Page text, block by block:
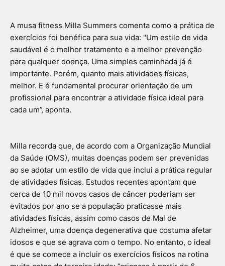
A musa fitness Milla Summers comenta como a prática de
exercícios foi benéfica para sua vida: "Um estilo de vida
saudável é o melhor tratamento e a melhor prevenção
para qualquer doença. Uma simples caminhada já é
importante. Porém, quanto mais atividades físicas,
melhor. E é fundamental procurar orientação de um
profissional para encontrar a atividade física ideal para
cada um”, aponta.
Milla recorda que, de acordo com a Organização Mundial
da Saúde (OMS), muitas doenças podem ser prevenidas
ao se adotar um estilo de vida que inclui a prática regular
de atividades físicas. Estudos recentes apontam que
cerca de 10 mil novos casos de câncer poderiam ser
evitados por ano se a população praticasse mais
atividades físicas, assim como casos de Mal de
Alzheimer, uma doença degenerativa que costuma afetar
idosos e que se agrava com o tempo. No entanto, o ideal
é que se comece a incluir os exercícios físicos na rotina